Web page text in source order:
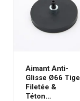
Aimant Anti-
Glisse Ø66 Tige
Filetée &
Téton...